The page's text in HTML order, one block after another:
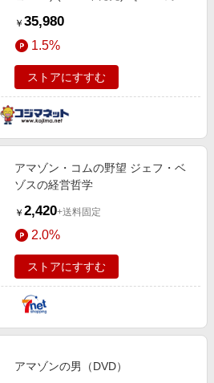
￥ 35,980
1.5%
ストアにすすむ
アマゾン・コムの野望 ジェフ・ベ
ゾスの経営哲学
￥ 2,420+送料固定
2.0%
ストアにすすむ
アマゾンの男（DVD）